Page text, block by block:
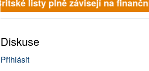
Britské listy plně závisejí na
Diskuse
Přihlásit